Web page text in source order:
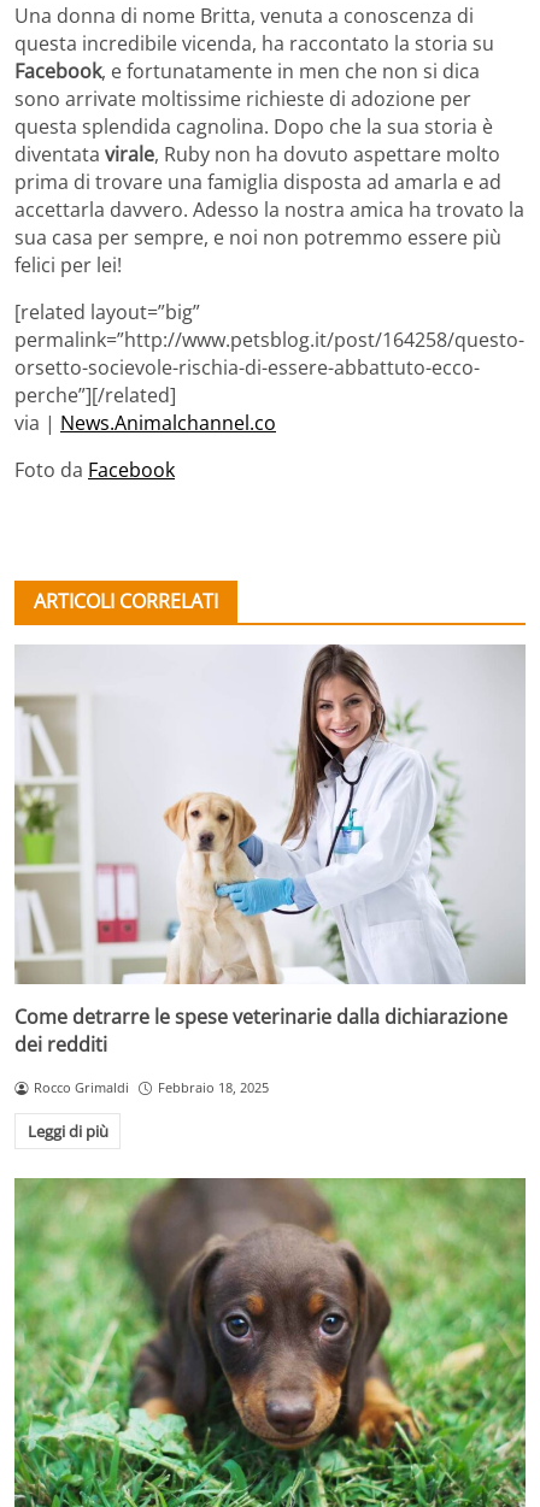
Una donna di nome Britta, venuta a conoscenza di
questa incredibile vicenda, ha raccontato la storia su
Facebook, e fortunatamente in men che non si dica
sono arrivate moltissime richieste di adozione per
questa splendida cagnolina. Dopo che la sua storia è
diventata virale, Ruby non ha dovuto aspettare molto
prima di trovare una famiglia disposta ad amarla e ad
accettarla davvero. Adesso la nostra amica ha trovato la
sua casa per sempre, e noi non potremmo essere più
felici per lei!
[related layout=”big”
permalink=”http://www.petsblog.it/post/164258/questo-
orsetto-socievole-rischia-di-essere-abbattuto-ecco-
perche”][/related]
via | News.Animalchannel.co
Foto da Facebook
ARTICOLI CORRELATI
Come detrarre le spese veterinarie dalla dichiarazione
dei redditi
Rocco Grimaldi Febbraio 18, 2025
Leggi di più